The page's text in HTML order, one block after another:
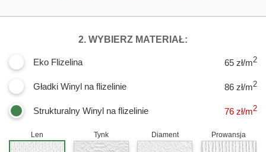
2. WYBIERZ MATERIAŁ:
Eko Flizelina 65 zł/m2
Gładki Winyl na flizelinie 86 zł/m2
Strukturalny Winyl na flizelinie 76 zł/m2
Len Tynk Diament Prowansja